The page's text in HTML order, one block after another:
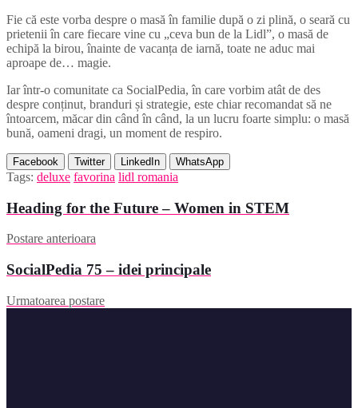
Fie că este vorba despre o masă în familie după o zi plină, o seară cu
prietenii în care fiecare vine cu „ceva bun de la Lidl”, o masă de
echipă la birou, înainte de vacanța de iarnă, toate ne aduc mai
aproape de… magie.
Iar într-o comunitate ca SocialPedia, în care vorbim atât de des
despre conținut, branduri și strategie, este chiar recomandat să ne
întoarcem, măcar din când în când, la un lucru foarte simplu: o masă
bună, oameni dragi, un moment de respiro.
Facebook Twitter LinkedIn WhatsApp
Tags: deluxe favorina lidl romania
Heading for the Future – Women in STEM
Postare anterioara
SocialPedia 75 – idei principale
Urmatoarea postare